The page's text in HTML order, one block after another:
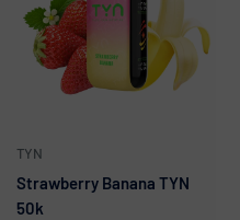
TYN
Strawberry Banana TYN
50k